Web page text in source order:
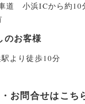
道 小浜ICから約10
のお客様
より徒歩10分
お問合せはこち